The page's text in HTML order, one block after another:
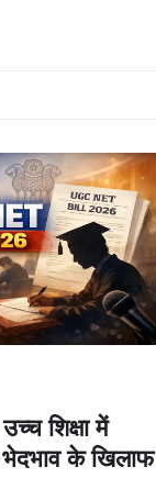
शिक्षा में
के खिलाफ